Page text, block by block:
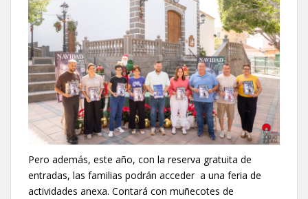
Pero además, este año, con la reserva gratuita de
entradas, las familias podrán acceder a una feria de
actividades anexa. Contará con muñecotes de